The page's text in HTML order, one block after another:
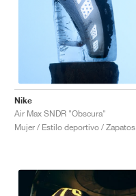
Nike
Air Max SNDR "Obscura"
Mujer / Estilo deportivo / Zapatos